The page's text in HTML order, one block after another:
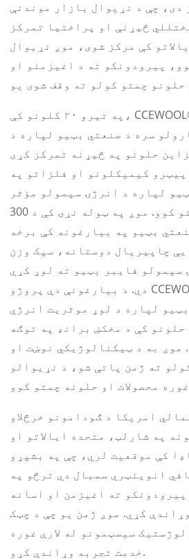
دی، چې د نړیوال بازار موندنې
څیړنې او پراختیا تمرکز
کې مرکز شوی، موږ نړیوال
پیرودونکو ته د اغیزمنو او
په تیرو ۲۰ کلونو کې، CCEWOOL® د سیرامیک
سره د صنعتي بټیو لپاره د
حلونو په څیړنه تمرکز کړی
پیټرو کیمیکلونو او فلزاتو په
لپاره د انرژۍ سپمولو مؤثر
ډیزاین حلونه چمتو کوو. موږ په ټوله نړۍ کې د 300
بټیو په بیارغونه کې برخه
چاپیریال دوستانه، سپک وزن
سپمولو فایبر بټیو ته لوړ کړي
دي. د بیارغونې دې پروژو CCEWOOL® د سیرامیک
لپاره د لوړ موثریت انرژي
کې د مخکښ برانډ په توګه
موږ به د ټیکنالوژیکي نوښت او
ته ژمن پاتې شو، د نړیوالو
امریکا د ګودامونو خرڅلاو
په شارلټ، متحده ایالاتو او
کې موقعیت لري، چې په بشپړو
انوینټري سمبال دي ترڅو په
ته اغیزمن او اسانه
کړي. موږ ژمن یو چې د چټک
سیسټمونو له لارې غوره
خدمت تجربه وړاندې کړو.